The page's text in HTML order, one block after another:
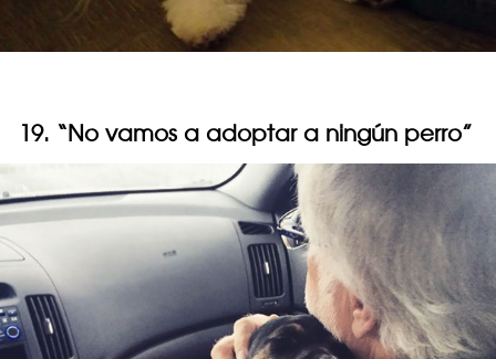
19. “No vamos a adoptar a ningún perro”